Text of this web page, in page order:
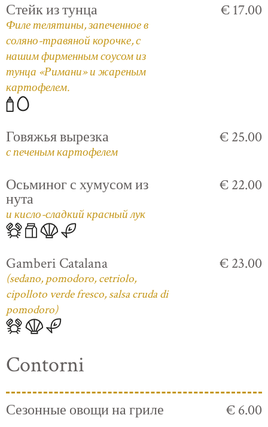
Стейк из тунца
Филе телятины, запеченное в
соляно-травяной корочке, с
нашим фирменным соусом из
тунца «Римани» и жареным
картофелем.
€ 17.00
Говяжья вырезка
с печеным картофелем
€ 25.00
Осьминог с хумусом из
нута
и кисло-сладкий красный лук
€ 22.00
Gamberi Catalana
(sedano, pomodoro, cetriolo,
cipolloto verde fresco, salsa cruda di
pomodoro)
€ 23.00
Contorni
Сезонные овощи на гриле € 6.00